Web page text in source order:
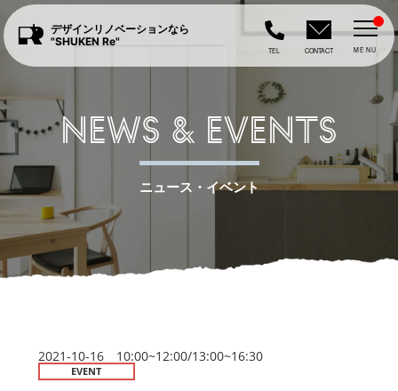
デザインリノベーションなら
"SHUKEN Re"
TEL CONTACT MENU
NEWS & EVENTS
ニュース・イベント
2021-10-16 10:00~12:00/13:00~16:30
EVENT